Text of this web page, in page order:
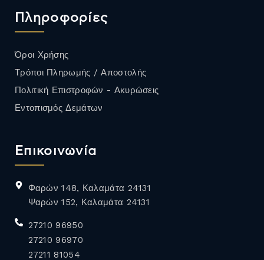
Πληροφορίες
Όροι Χρήσης
Τρόποι Πληρωμής / Αποστολής
Πολιτική Επιστροφών - Ακυρώσεις
Εντοπισμός Δεμάτων
Επικοινωνία
Φαρών 148, Καλαμάτα 24131
Ψαρών 152, Καλαμάτα 24131
27210 96950
27210 96970
27211 81054